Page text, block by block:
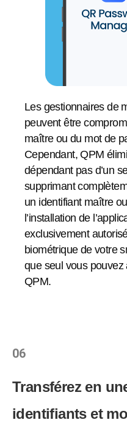
Les gestionnaires de
peuvent être
maître ou du mot de
Cependant, QPM
dépendant pas d’un
supprimant
un identifiant maître
l’installation de
exclusivement
biométrique de votre
que seul vous pouvez
QPM.
06
Transférez en
identifiants et